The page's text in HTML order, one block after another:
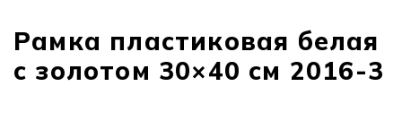
Рамка пластиковая белая
с золотом 30×40 см 2016-3